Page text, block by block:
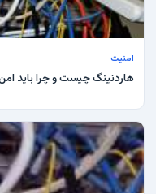
امنیت
هاردنینگ چیست و چرا باید